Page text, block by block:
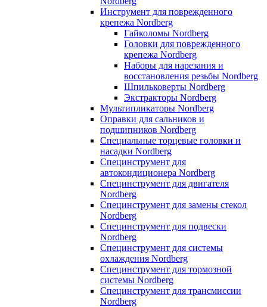
Инструмент для поврежденного
крепежа Nordberg
Гайколомы Nordberg
Головки для поврежденного
крепежа Nordberg
Наборы для нарезания и
восстановления резьбы Nordberg
Шпильковерты Nordberg
Экстракторы Nordberg
Мультипликаторы Nordberg
Оправки для сальников и
подшипников Nordberg
Специальные торцевые головки и
насадки Nordberg
Специнструмент для
автокондиционера Nordberg
Специнструмент для двигателя
Nordberg
Специнструмент для замены стекол
Nordberg
Специнструмент для подвески
Nordberg
Специнструмент для системы
охлаждения Nordberg
Специнструмент для тормозной
системы Nordberg
Специнструмент для трансмиссии
Nordberg